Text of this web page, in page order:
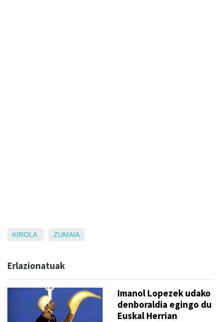
KIROLA ZUMAIA
Erlazionatuak
Imanol Lopezek udako
denboraldia egingo du
Euskal Herrian